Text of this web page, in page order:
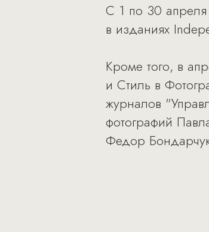
С 1 по 30
в изданиях
Кроме того, в
и Стиль в
журналов
фотографий
Федор